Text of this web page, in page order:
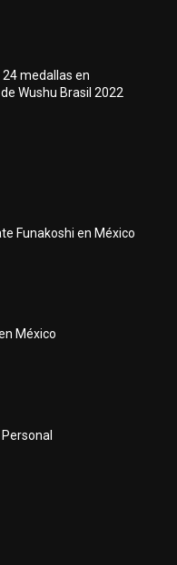
24 medallas en
Wushu Brasil 2022
Funakoshi en México
México